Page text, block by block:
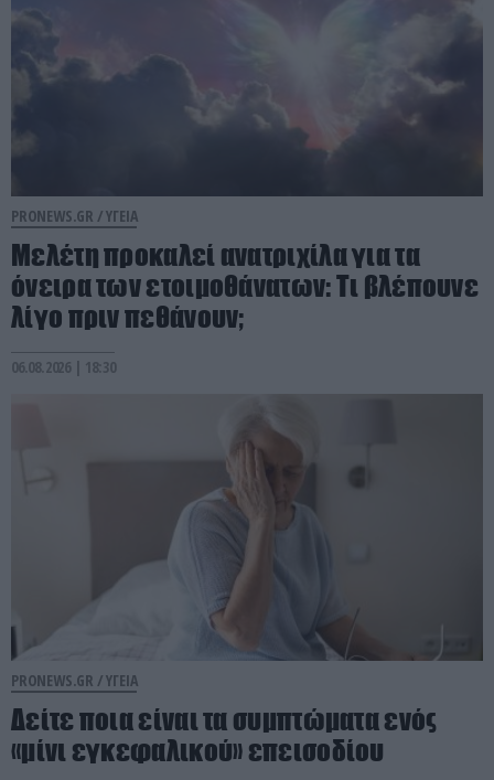
PRONEWS.GR /ΥΓΕΙΑ
Μελέτη προκαλεί ανατριχίλα για τα
όνειρα των ετοιμοθάνατων: Τι βλέπουνε
λίγο πριν πεθάνουν;
06.08.2026 | 18:30
PRONEWS.GR /ΥΓΕΙΑ
Δείτε ποια είναι τα συμπτώματα ενός
«μίνι εγκεφαλικού» επεισοδίου